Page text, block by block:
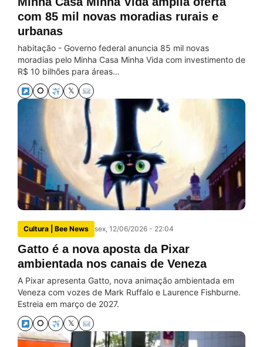
com 85 mil novas moradias rurais e
urbanas
habitação - Governo federal anuncia 85 mil novas
moradias pelo Minha Casa Minha Vida com investimento de
R$ 10 bilhões para áreas…
⭘ 𝕏
Cultura | Bee News sex, 12/06/2026 - 22:04
Gatto é a nova aposta da Pixar
ambientada nos canais de Veneza
A Pixar apresenta Gatto, nova animação ambientada em
Veneza com vozes de Mark Ruffalo e Laurence Fishburne.
Estreia em março de 2027.
⭘ 𝕏